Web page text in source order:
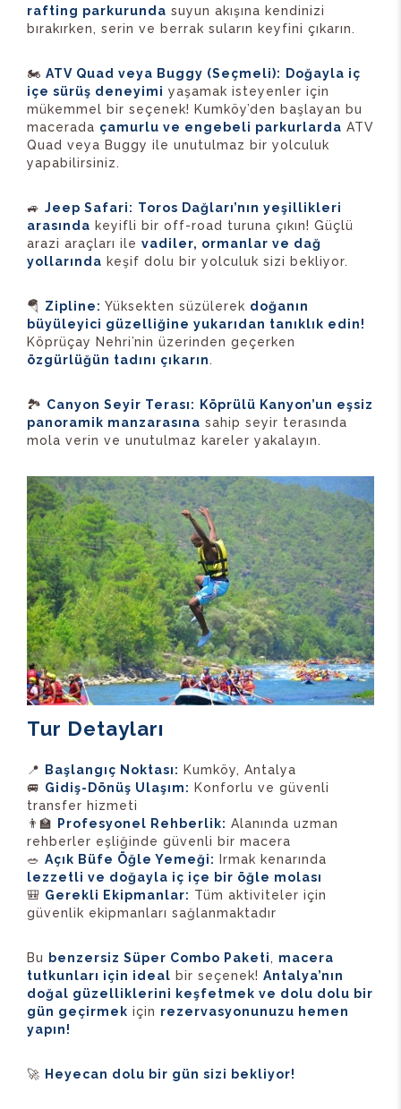
rafting parkurunda suyun akışına kendinizi
bırakırken, serin ve berrak suların keyfini çıkarın.
🏍️ ATV Quad veya Buggy (Seçmeli):
Doğayla iç
içe sürüş deneyimi yaşamak isteyenler için
mükemmel bir seçenek! Kumköy’den başlayan bu
macerada çamurlu ve engebeli parkurlarda ATV
Quad veya Buggy ile unutulmaz bir yolculuk
yapabilirsiniz.
🚙 Jeep Safari: Toros Dağları’nın yeşillikleri
arasında keyifli bir off-road turuna çıkın! Güçlü
arazi araçları ile vadiler, ormanlar ve dağ
yollarında keşif dolu bir yolculuk sizi bekliyor.
🪂 Zipline: Yüksekten süzülerek doğanın
büyüleyici güzelliğine yukarıdan tanıklık edin!
Köprüçay Nehri’nin üzerinden geçerken
özgürlüğün tadını çıkarın.
🏞️ Canyon Seyir Terası:
Köprülü Kanyon’un eşsiz
panoramik manzarasına sahip seyir terasında
mola verin ve unutulmaz kareler yakalayın.
Tur Detayları
📍 Başlangıç Noktası: Kumköy, Antalya
🚐 Gidiş-Dönüş Ulaşım: Konforlu ve güvenli
transfer hizmeti
👨‍🏫
Profesyonel Rehberlik: Alanında uzman
rehberler eşliğinde güvenli bir macera
🥗 Açık Büfe Öğle Yemeği:
Irmak kenarında
lezzetli ve doğayla iç içe bir öğle molası
🎒 Gerekli Ekipmanlar: Tüm aktiviteler için
güvenlik ekipmanları sağlanmaktadır
Bu benzersiz Süper Combo Paketi, macera
tutkunları için ideal bir seçenek! Antalya’nın
doğal güzelliklerini keşfetmek ve dolu dolu bir
gün geçirmek için rezervasyonunuzu hemen
yapın!
🚀 Heyecan dolu bir gün sizi bekliyor!